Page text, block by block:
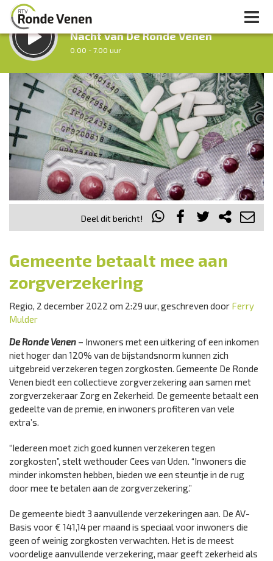
LUISTER LIVE:
Nacht van De Ronde Venen
0.00 - 7.00 uur
STRAKS:
Ochtendronde
7.00 - 12.00 uur
Vorig uur
uur 1 van 0 Volgend uur
Inklappen
Deel dit bericht!
Gemeente betaalt mee aan
zorgverzekering
Regio, 2 december 2022 om 2:29 uur, geschreven door Ferry
Mulder
De Ronde Venen – Inwoners met een uitkering of een inkomen
niet hoger dan 120% van de bijstandsnorm kunnen zich
uitgebreid verzekeren tegen zorgkosten. Gemeente De Ronde
Venen biedt een collectieve zorgverzekering aan samen met
zorgverzekeraar Zorg en Zekerheid. De gemeente betaalt een
gedeelte van de premie, en inwoners profiteren van vele
extra’s.
“Iedereen moet zich goed kunnen verzekeren tegen
zorgkosten”, stelt wethouder Cees van Uden. “Inwoners die
minder inkomsten hebben, bieden we een steuntje in de rug
door mee te betalen aan de zorgverzekering.”
De gemeente biedt 3 aanvullende verzekeringen aan. De AV-
Basis voor € 141,14 per maand is speciaal voor inwoners die
geen of weinig zorgkosten verwachten. Het is de meest
voordelige aanvullende verzekering, maar geeft zekerheid als